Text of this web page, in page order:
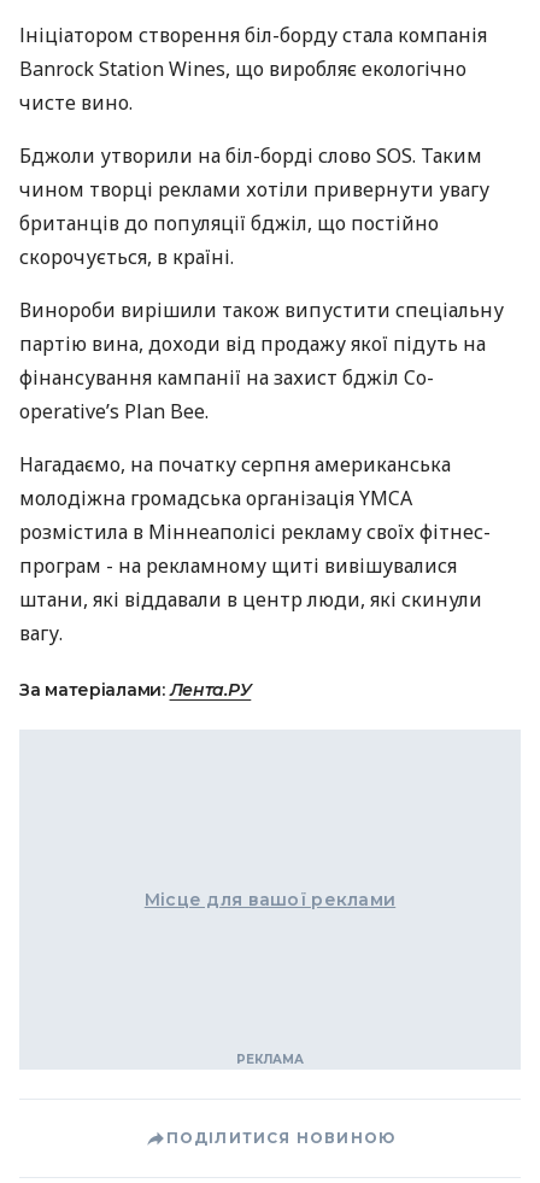
Ініціатором створення біл-борду стала компанія
Banrock Station Wines, що виробляє екологічно
чисте вино.
Бджоли утворили на біл-борді слово SOS. Таким
чином творці реклами хотіли привернути увагу
британців до популяції бджіл, що постійно
скорочується, в країні.
Винороби вирішили також випустити спеціальну
партію вина, доходи від продажу якої підуть на
фінансування кампанії на захист бджіл Co-
operative’s Plan Bee.
Нагадаємо, на початку серпня американська
молодіжна громадська організація YMCA
розмістила в Міннеаполісі рекламу своїх фітнес-
програм - на рекламному щиті вивішувалися
штани, які віддавали в центр люди, які скинули
вагу.
За матеріалами:Лента.РУ
Місце для вашої реклами
ПОДІЛИТИСЯ НОВИНОЮ